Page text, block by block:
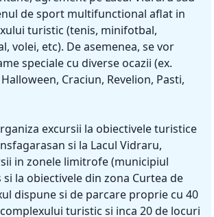
de sport multifunctional aflat in
turistic (tenis, minifotbal,
volei, etc). De asemenea, se vor
speciale cu diverse ocazii (ex.
Halloween, Craciun, Revelion, Pasti,
excursii la obiectivele turistice
si la Lacul Vidraru,
in zonele limitrofe (municipiul
si la obiectivele din zona Curtea de
dispune si de parcare proprie cu 40
turistic si inca 20 de locuri